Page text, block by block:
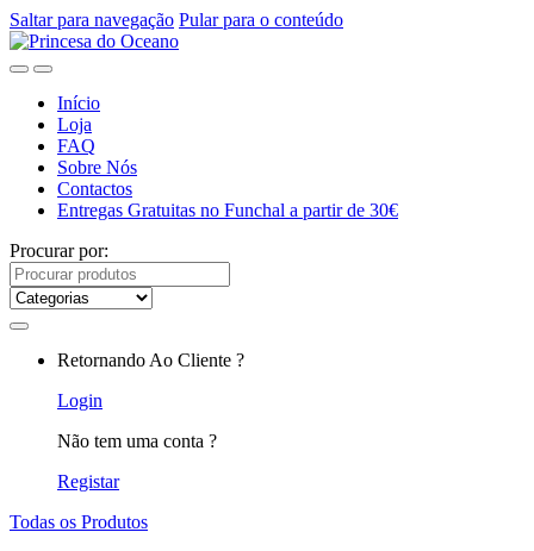
Saltar para navegação Pular para o conteúdo
Início
Loja
FAQ
Sobre Nós
Contactos
Entregas Gratuitas no Funchal a partir de 30€
Procurar por:
Retornando Ao Cliente ?
Login
Não tem uma conta ?
Registar
Todas os Produtos